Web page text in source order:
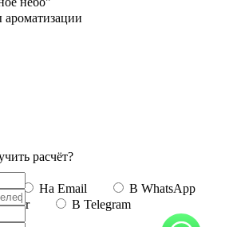
ароматизации
расчёт?
На Email
В WhatsApp
В Telegram